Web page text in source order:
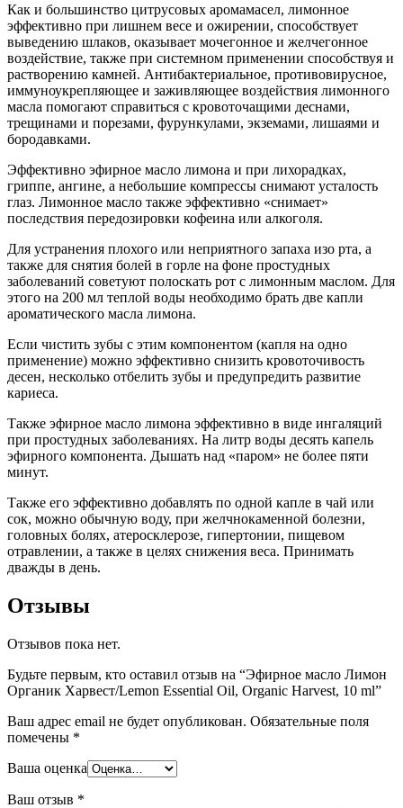
Как и большинство цитрусовых аромамасел, лимонное
эффективно при лишнем весе и ожирении, способствует
выведению шлаков, оказывает мочегонное и желчегонное
воздействие, также при системном применении способствуя и
растворению камней. Антибактериальное, противовирусное,
иммуноукрепляющее и заживляющее воздействия лимонного
масла помогают справиться с кровоточащими деснами,
трещинами и порезами, фурункулами, экземами, лишаями и
бородавками.
Эффективно эфирное масло лимона и при лихорадках,
гриппе, ангине, а небольшие компрессы снимают усталость
глаз. Лимонное масло также эффективно «снимает»
последствия передозировки кофеина или алкоголя.
Для устранения плохого или неприятного запаха изо рта, а
также для снятия болей в горле на фоне простудных
заболеваний советуют полоскать рот с лимонным маслом. Для
этого на 200 мл теплой воды необходимо брать две капли
ароматического масла лимона.
Если чистить зубы с этим компонентом (капля на одно
применение) можно эффективно снизить кровоточивость
десен, несколько отбелить зубы и предупредить развитие
кариеса.
Также эфирное масло лимона эффективно в виде ингаляций
при простудных заболеваниях. На литр воды десять капель
эфирного компонента. Дышать над «паром» не более пяти
минут.
Также его эффективно добавлять по одной капле в чай или
сок, можно обычную воду, при желчнокаменной болезни,
головных болях, атеросклерозе, гипертонии, пищевом
отравлении, а также в целях снижения веса. Принимать
дважды в день.
Отзывы
Отзывов пока нет.
Будьте первым, кто оставил отзыв на “Эфирное масло Лимон
Органик Харвест/Lemon Essential Oil, Organic Harvest, 10 ml”
Ваш адрес email не будет опубликован. Обязательные поля
помечены *
Ваша оценка
Ваш отзыв *